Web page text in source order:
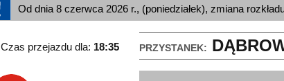
Od dnia 8 czerwca 2026 r., (poniedziałek), zmiana
PRZYSTANEK:
Czas przejazdu dla: 18:35